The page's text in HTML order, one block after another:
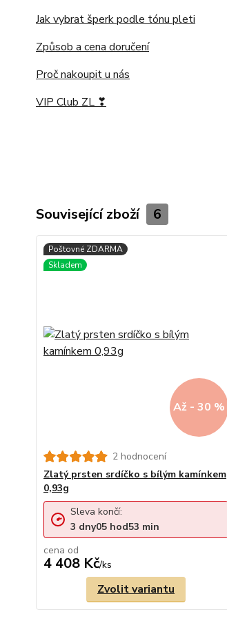
Jak vybrat šperk podle tónu pleti
Způsob a cena doručení
Proč nakoupit u nás
VIP Club ZL ❣
Související zboží 6
Až - 30 %
2 hodnocení
Zlatý prsten srdíčko s bílým kamínkem
0,93g
cena od
4 408 Kč/ks
Sleva končí:
3 dny05 hod53 min
Zvolit variantu